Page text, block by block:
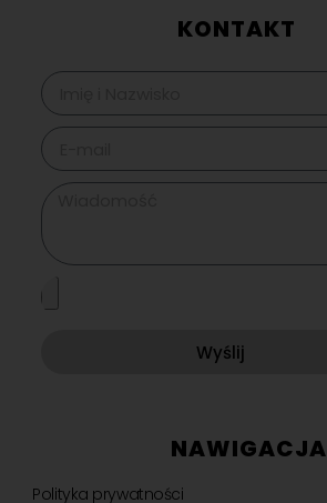
KONTAKT
Wyślij
NAWIGACJA
Polityka prywatności